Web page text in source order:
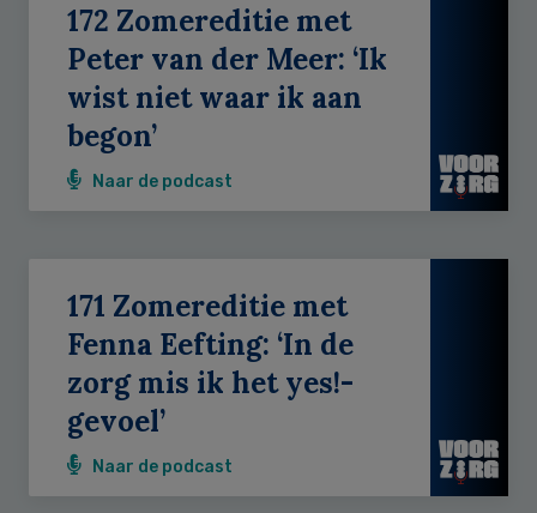
172 Zomereditie met
Peter van der Meer: ‘Ik
wist niet waar ik aan
begon’
Naar de podcast
171 Zomereditie met
Fenna Eefting: ‘In de
zorg mis ik het yes!-
gevoel’
Naar de podcast